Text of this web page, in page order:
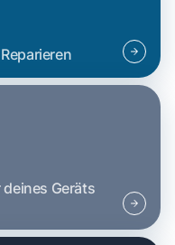
Geräts